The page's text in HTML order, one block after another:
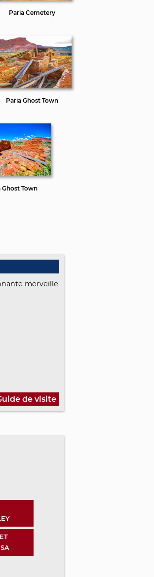
Paria Cemetery
Paria Ghost Town
Ghost Town
merveille
de visite